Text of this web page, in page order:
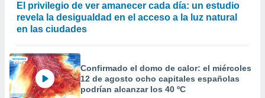
El privilegio de ver amanecer cada día: un estudio
revela la desigualdad en el acceso a la luz natural
en las ciudades
Confirmado el domo de calor: el miércoles
12 de agosto ocho capitales españolas
podrían alcanzar los 40 ºC